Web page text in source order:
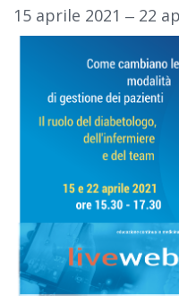
15 aprile 2021 ‒ 22